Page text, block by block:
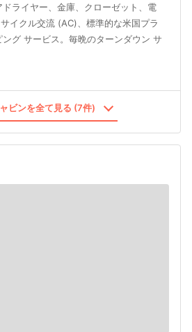
ライヤー、金庫、クローゼット、電
イクル交流 (AC)、標準的な米国プラ
グ サービス。毎晩のターンダウン サ
ビンを全て見る (7件)